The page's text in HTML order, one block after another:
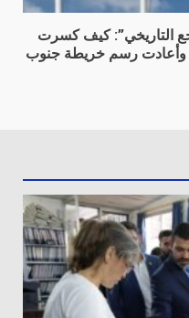
التاريخي”: كيف كسرت
وأعادت رسم خريطة جنوب